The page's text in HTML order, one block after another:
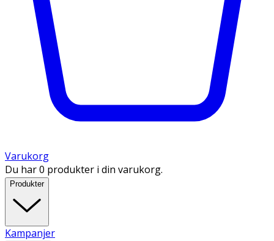
Varukorg
Du har 0 produkter i din varukorg.
Produkter
Kampanjer